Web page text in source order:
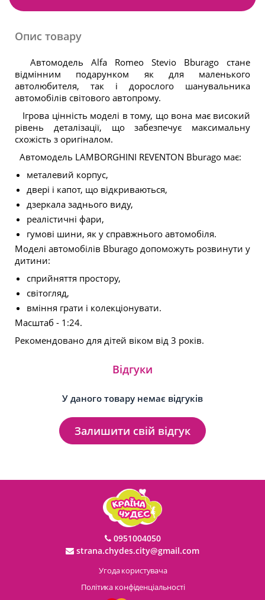
Опис товару
Автомодель Alfa Romeo Stevio Bburago стане
відмінним подарунком як для маленького
автолюбителя, так і дорослого шанувальника
автомобілів світового автопрому.
Ігрова цінність моделі в тому, що вона має високий
рівень деталізації, що забезпечує максимальну
схожість з оригіналом.
Автомодель LAMBORGHINI REVENTON Bburago має:
металевий корпус,
двері і капот, що відкриваються,
дзеркала заднього виду,
реалістичні фари,
гумові шини, як у справжнього автомобіля.
Моделі автомобілів Bburago допоможуть розвинути у
дитини:
сприйняття простору,
світогляд,
вміння грати і колекціонувати.
Масштаб - 1:24.
Рекомендовано для дітей віком від 3 років.
Відгуки
У даного товару немає відгуків
Залишити свій відгук
0951004050
strana.chydes.city@gmail.com
Угода користувача
Політика конфіденціальності